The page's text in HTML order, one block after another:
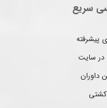
سریع
پیشرفته
در سایت
داوران
کشتی